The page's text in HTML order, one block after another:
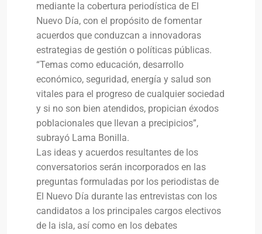
mediante la cobertura periodística de El
Nuevo Día, con el propósito de fomentar
acuerdos que conduzcan a innovadoras
estrategias de gestión o políticas públicas.
“Temas como educación, desarrollo
económico, seguridad, energía y salud son
vitales para el progreso de cualquier sociedad
y si no son bien atendidos, propician éxodos
poblacionales que llevan a precipicios”,
subrayó Lama Bonilla.
Las ideas y acuerdos resultantes de los
conversatorios serán incorporados en las
preguntas formuladas por los periodistas de
El Nuevo Día durante las entrevistas con los
candidatos a los principales cargos electivos
de la isla, así como en los debates